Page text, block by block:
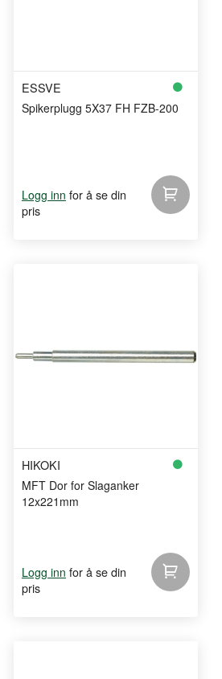
ESSVE
Spikerplugg 5X37 FH FZB-200
Logg inn for å se din
pris
HIKOKI
MFT Dor for Slaganker
12x221mm
Logg inn for å se din
pris